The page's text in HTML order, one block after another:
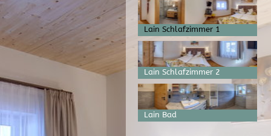
Lain Schlafzimmer 1
Lain Schlafzimmer 2
Lain Bad